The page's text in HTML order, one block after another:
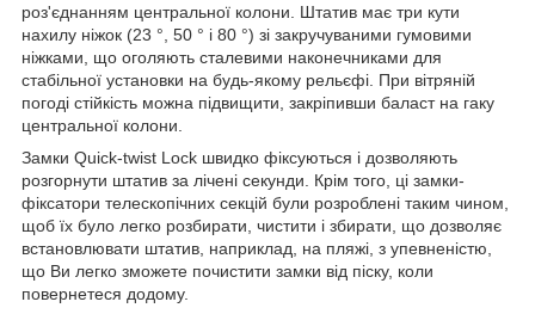
роз'єднанням центральної колони. Штатив має три кути
нахилу ніжок (23 °, 50 ° і 80 °) зі закручуваними гумовими
ніжками, що оголяють сталевими наконечниками для
стабільної установки на будь-якому рельєфі. При вітряній
погоді стійкість можна підвищити, закріпивши баласт на гаку
центральної колони.
Замки Quick-twist Lock швидко фіксуються і дозволяють
розгорнути штатив за лічені секунди. Крім того, ці замки-
фіксатори телескопічних секцій були розроблені таким чином,
щоб їх було легко розбирати, чистити і збирати, що дозволяє
встановлювати штатив, наприклад, на пляжі, з упевненістю,
що Ви легко зможете почистити замки від піску, коли
повернетеся додому.